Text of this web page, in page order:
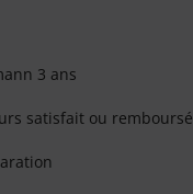
3 ans
satisfait ou remboursé